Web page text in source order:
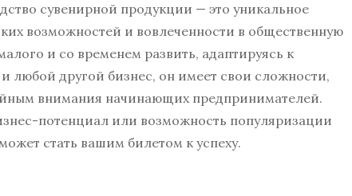
сувенирной продукции — это уникальное
возможностей и вовлеченности в общественную
и со временем развить, адаптируясь к
любой другой бизнес, он имеет свои сложности,
внимания начинающих предпринимателей.
потенциал или возможность популяризации
стать вашим билетом к успеху.